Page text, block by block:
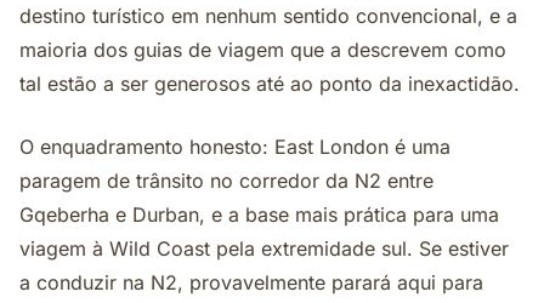
destino turístico em nenhum sentido convencional, e a
maioria dos guias de viagem que a descrevem como
tal estão a ser generosos até ao ponto da inexactidão.
O enquadramento honesto: East London é uma
paragem de trânsito no corredor da N2 entre
Gqeberha e Durban, e a base mais prática para uma
viagem à Wild Coast pela extremidade sul. Se estiver
a conduzir na N2, provavelmente parará aqui para